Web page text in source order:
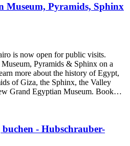
Museum, Pyramids, Sphinx
is now open for public visits.
Pyramids & Sphinx on a
more about the history of Egypt,
of Giza, the Sphinx, the Valley
Grand Egyptian Museum. Book…
- Hubschrauber-